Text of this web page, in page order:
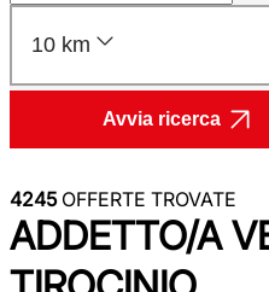
10 km
Avvia ricerca
4245OFFERTE TROVATE
ADDETTO/A